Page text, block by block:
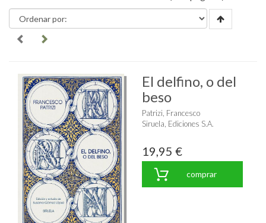
El delfino, o del
beso
Patrizi, Francesco
Siruela, Ediciones S.A.
19,95 €
comprar